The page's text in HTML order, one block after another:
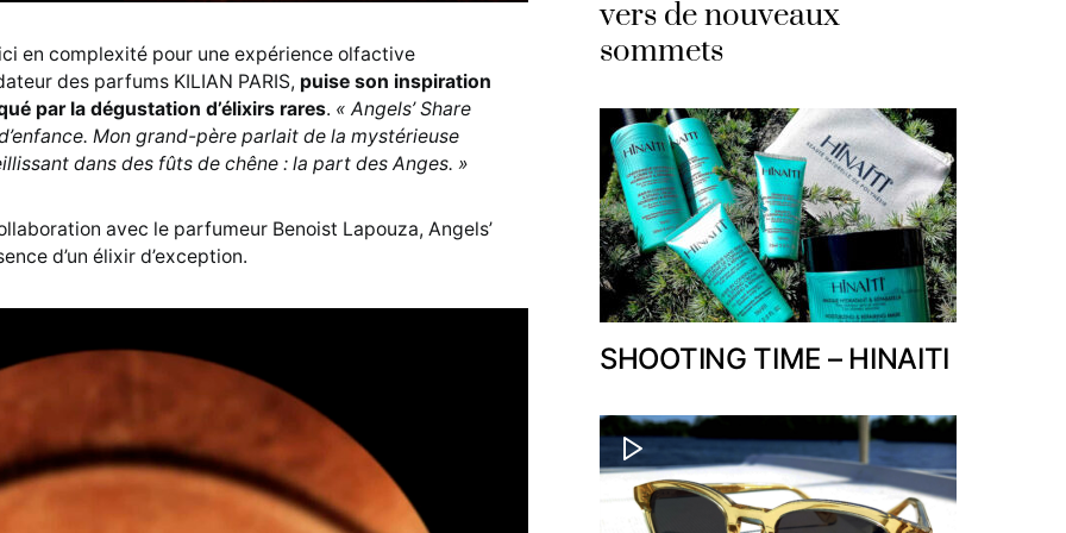
ici en complexité pour une expérience olfactive
des parfums KILIAN PARIS, puise son inspiration
par la dégustation d’élixirs rares. « Angels’ Share
Mon grand-père parlait de la mystérieuse
dans des fûts de chêne : la part des Anges. »
avec le parfumeur Benoist Lapouza, Angels’
d’un élixir d’exception.
vers de nouveaux
sommets
SHOOTING TIME – HINAITI